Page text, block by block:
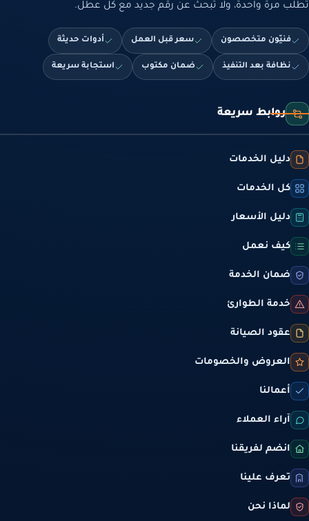
تطلب مرة واحدة، ولا تبحث عن رقم جديد مع كل عطل.
فنيّون متخصصون سعر قبل العمل أدوات حديثة
نظافة بعد التنفيذ ضمان مكتوب استجابة سريعة
روابط سريعة
دليل الخدمات
كل الخدمات
دليل الأسعار
كيف نعمل
ضمان الخدمة
خدمة الطوارئ
عقود الصيانة
العروض والخصومات
أعمالنا
آراء العملاء
انضم لفريقنا
تعرف علينا
لماذا نحن